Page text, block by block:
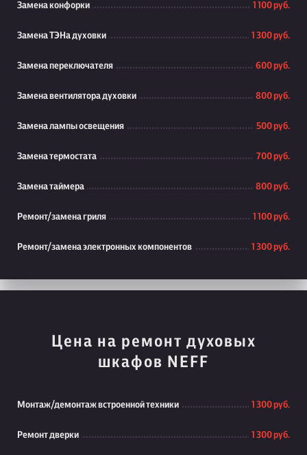
Замена конфорки 1 100 руб.
Замена ТЭНа духовки 1 300 руб.
Замена переключателя 600 руб.
Замена вентилятора духовки 800 руб.
Замена лампы освещения 500 руб.
Замена термостата 700 руб.
Замена таймера 800 руб.
Ремонт/замена гриля 1 100 руб.
Ремонт/замена электронных компонентов 1 300 руб.
Цена на ремонт духовых
шкафов NEFF
Монтаж/демонтаж встроенной техники 1 300 руб.
Ремонт дверки 1 300 руб.